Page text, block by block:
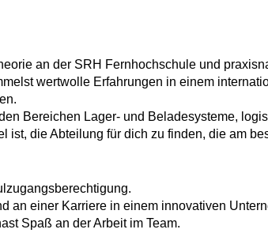
an der SRH Fernhochschule und
wertwolle Erfahrungen in einem
Bereichen Lager- und Beladesysteme,
ist, die Abteilung für dich zu finden, die am
an einer Karriere in einem innovativen
Spaß an der Arbeit im Team.